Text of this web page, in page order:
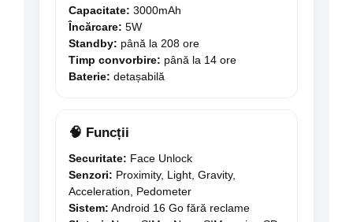
Capacitate: 3000mAh
Încărcare: 5W
Standby: până la 208 ore
Timp convorbire: până la 14 ore
Baterie: detașabilă
🧠 Funcții
Securitate: Face Unlock
Senzori: Proximity, Light, Gravity,
Acceleration, Pedometer
Sistem: Android 16 Go fără reclame